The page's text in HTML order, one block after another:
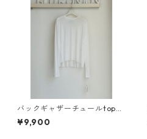
バックギャザーチュールtops
CYAN tokyo 610437 2602
b -003
¥9,900